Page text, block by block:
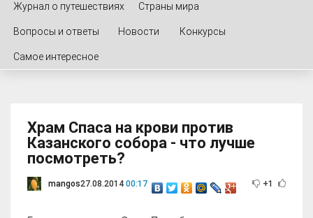
Журнал о путешествиях Страны мира
Вопросы и ответы Новости Конкурсы
Самое интересное
Храм Спаса на крови против
Казанского собора - что лучше
посмотреть?
mangos27.08.2014 00:17 +1